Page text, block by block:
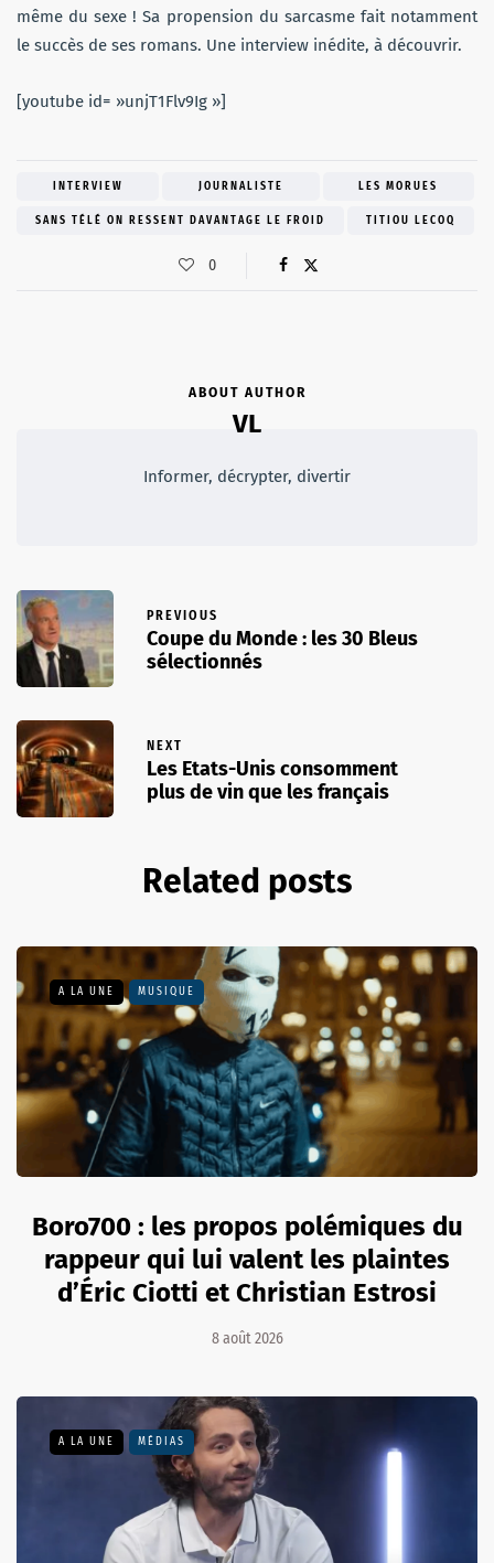
même du sexe ! Sa propension du sarcasme fait notamment
le succès de ses romans. Une interview inédite, à découvrir.
[youtube id= »unjT1Flv9Ig »]
INTERVIEW JOURNALISTE LES MORUES
SANS TÉLÉ ON RESSENT DAVANTAGE LE FROID TITIOU LECOQ
0
ABOUT AUTHOR
VL
Informer, décrypter, divertir
PREVIOUS
Coupe du Monde : les 30 Bleus
sélectionnés
NEXT
Les Etats-Unis consomment
plus de vin que les français
Related posts
A LA UNE MUSIQUE
Boro700 : les propos polémiques du
rappeur qui lui valent les plaintes
d’Éric Ciotti et Christian Estrosi
8 août 2026
A LA UNE MÉDIAS